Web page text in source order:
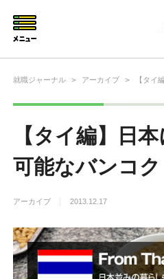
就職ジャーナル > アーカイブ > 【タイ
【タイ編】日
可能なバンコク
アーカイブ 2013.12.17
仕事の選び方・ヒント
仕事とは？